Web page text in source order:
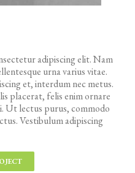
adipiscing elit. Nam
urna varius vitae.
et, interdum nec metus.
placerat, felis enim ornare
Ut lectus purus, commodo
Vestibulum adipiscing